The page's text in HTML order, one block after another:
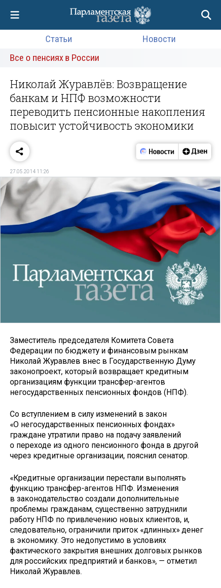
Статьи
Новости
Все о пенсиях в России
Николай Журавлёв: Возвращение
банкам и НПФ возможности
переводить пенсионные накопления
повысит устойчивость экономики
27.05.2014 11:26
Заместитель председателя Комитета Совета
Федерации по бюджету и финансовым рынкам
Николай Журавлев внес в Государственную Думу
законопроект, который возвращает кредитным
организациям функции трансфер-агентов
негосударственных пенсионных фондов (НПФ).
Со вступлением в силу изменений в закон
«О негосударственных пенсионных фондах»
граждане утратили право на подачу заявлений
о переходе из одного пенсионного фонда в другой
через кредитные организации, пояснил сенатор.
«Кредитные организации перестали выполнять
функцию трансфер-агентов НПФ. Изменения
в законодательство создали дополнительные
проблемы гражданам, существенно затруднили
работу НПФ по привлечению новых клиентов, и,
следовательно, ограничили приток «длинных» денег
в экономику. Это недопустимо в условиях
фактического закрытия внешних долговых рынков
для российских предприятий и банков», — отметил
Николай Журавлев.